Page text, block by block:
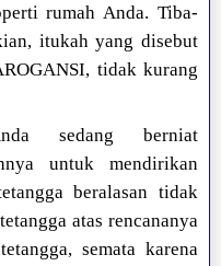
rumah Anda. Tiba-
itukah yang disebut
tidak kurang
sedang berniat
untuk mendirikan
beralasan tidak
atas rencananya
semata karena